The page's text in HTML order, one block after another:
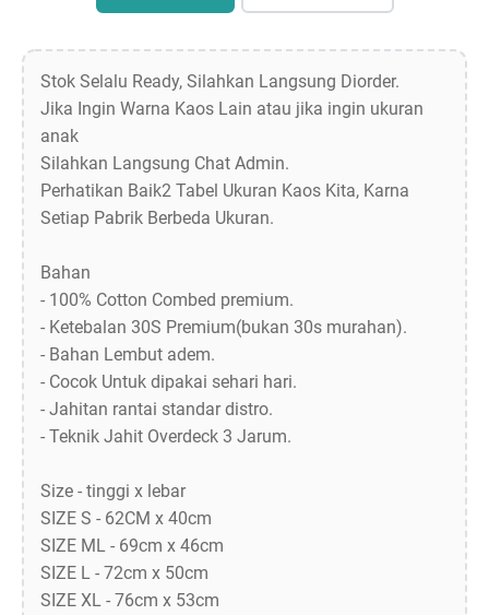
Stok Selalu Ready, Silahkan Langsung Diorder.
Jika Ingin Warna Kaos Lain atau jika ingin ukuran
anak
Silahkan Langsung Chat Admin.
Perhatikan Baik2 Tabel Ukuran Kaos Kita, Karna
Setiap Pabrik Berbeda Ukuran.
Bahan
- 100% Cotton Combed premium.
- Ketebalan 30S Premium(bukan 30s murahan).
- Bahan Lembut adem.
- Cocok Untuk dipakai sehari hari.
- Jahitan rantai standar distro.
- Teknik Jahit Overdeck 3 Jarum.
Size - tinggi x lebar
SIZE S - 62CM x 40cm
SIZE ML - 69cm x 46cm
SIZE L - 72cm x 50cm
SIZE XL - 76cm x 53cm